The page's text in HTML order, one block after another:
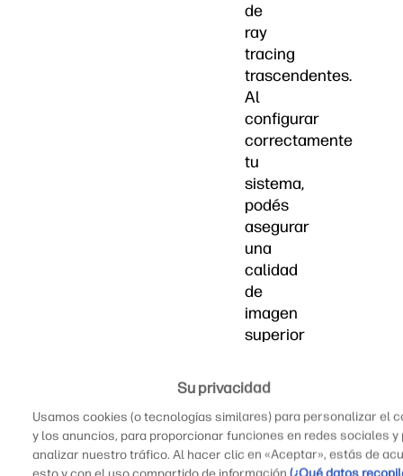
de
ray
tracing
trascendentes.
Al
configurar
correctamente
tu
sistema,
podés
asegurar
una
calidad
de
imagen
superior
tasas
de
cuadros
que
dominan
Su privacidad
Usamos cookies (o tecnologías similares) para personalizar el
y los anuncios, para proporcionar funciones en redes sociales y
analizar nuestro tráfico. Al hacer clic en «Aceptar», estás de